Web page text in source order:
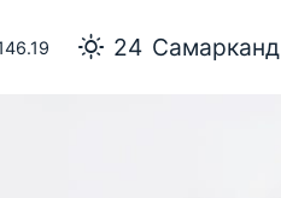
24 Самарканд